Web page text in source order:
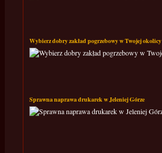
Wybierz dobry zakład pogrzebowy w Twojej okolicy
Sprawna naprawa drukarek w Jeleniej Górze